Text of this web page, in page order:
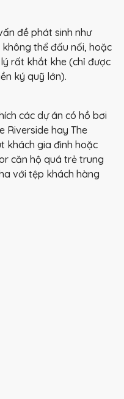
đề phát sinh như
thể đấu nối, hoặc
rất khắt khe (chỉ được
ký quỹ lớn).
các dự án có hồ bơi
Riverside hay The
khách gia đình hoặc
căn hộ quá trẻ trung
với tệp khách hàng